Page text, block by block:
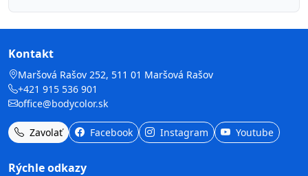
Kontakt
Maršová Rašov 252, 511 01 Maršová Rašov
+421 915 536 901
office@bodycolor.sk
Zavolať Facebook Instagram Youtube
Rýchle odkazy